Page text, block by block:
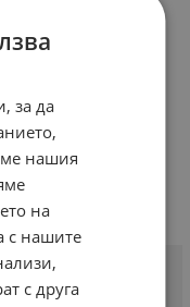
за да
нашия
на
с нашите
с друга